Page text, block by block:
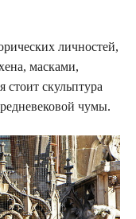
личностей,
масками,
скульптура
чумы.